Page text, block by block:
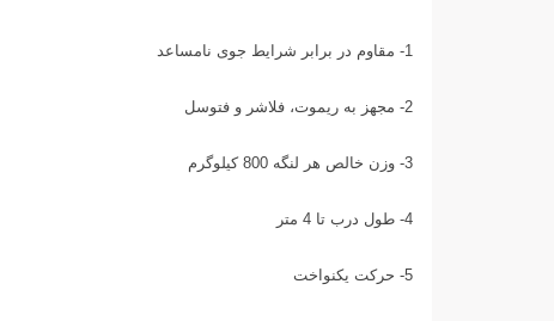
1- مقاوم در برابر شرایط جوی نامساعد
2- مجهز به ریموت، فلاشر و فتوسل
3- وزن خالص هر لنگه 800 کیلوگرم
4- طول درب تا 4 متر
5- حرکت یکنواخت